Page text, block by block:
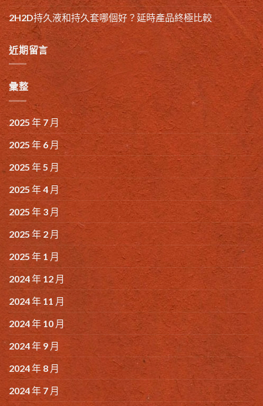
2H2D持久液和持久套哪個好？延時產品終極比較
近期留言
彙整
2025 年 7 月
2025 年 6 月
2025 年 5 月
2025 年 4 月
2025 年 3 月
2025 年 2 月
2025 年 1 月
2024 年 12 月
2024 年 11 月
2024 年 10 月
2024 年 9 月
2024 年 8 月
2024 年 7 月